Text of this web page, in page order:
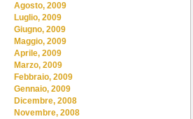
Agosto, 2009
Luglio, 2009
Giugno, 2009
Maggio, 2009
Aprile, 2009
Marzo, 2009
Febbraio, 2009
Gennaio, 2009
Dicembre, 2008
Novembre, 2008